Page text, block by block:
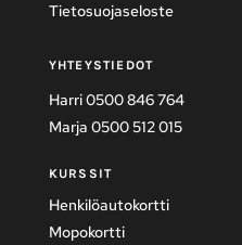
Tietosuojaseloste
YHTEYSTIEDOT
Harri 0500 846 764
Marja 0500 512 015
KURSSIT
Henkilöautokortti
Mopokortti